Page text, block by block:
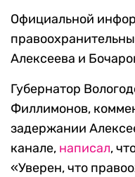
Официальной
Алексеева и
Губернатор
Филлимонов,
задержании
канале, написал,
«Уверен, что